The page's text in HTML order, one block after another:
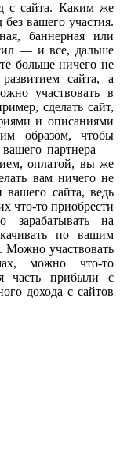
с сайта. Каким же
вашего участия.
баннерная или
— и все, дальше
больше ничего не
сайта, а
участвовать в
сделать сайт,
и описаниями
образом, чтобы
вашего партнера —
оплатой, вы же
вам ничего не
вашего сайта, ведь
что-то приобрести
на
по вашим
Можно участвовать
можно что-то
часть прибыли с
дохода с сайтов